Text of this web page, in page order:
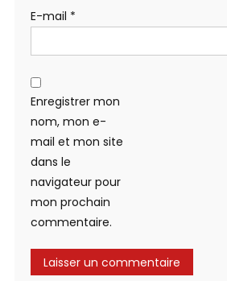
E-mail *
Enregistrer mon
nom, mon e-
mail et mon site
dans le
navigateur pour
mon prochain
commentaire.